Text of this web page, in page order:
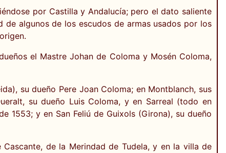
por Castilla y Andalucía; pero el dato saliente
algunos de los escudos de armas usados por los
el Mastre Johan de Coloma y Mosén Coloma,
su dueño Pere Joan Coloma; en Montblanch, sus
su dueño Luis Coloma, y en Sarreal (todo en
1553; y en San Feliú de Guixols (Girona), su dueño
de la Merindad de Tudela, y en la villa de